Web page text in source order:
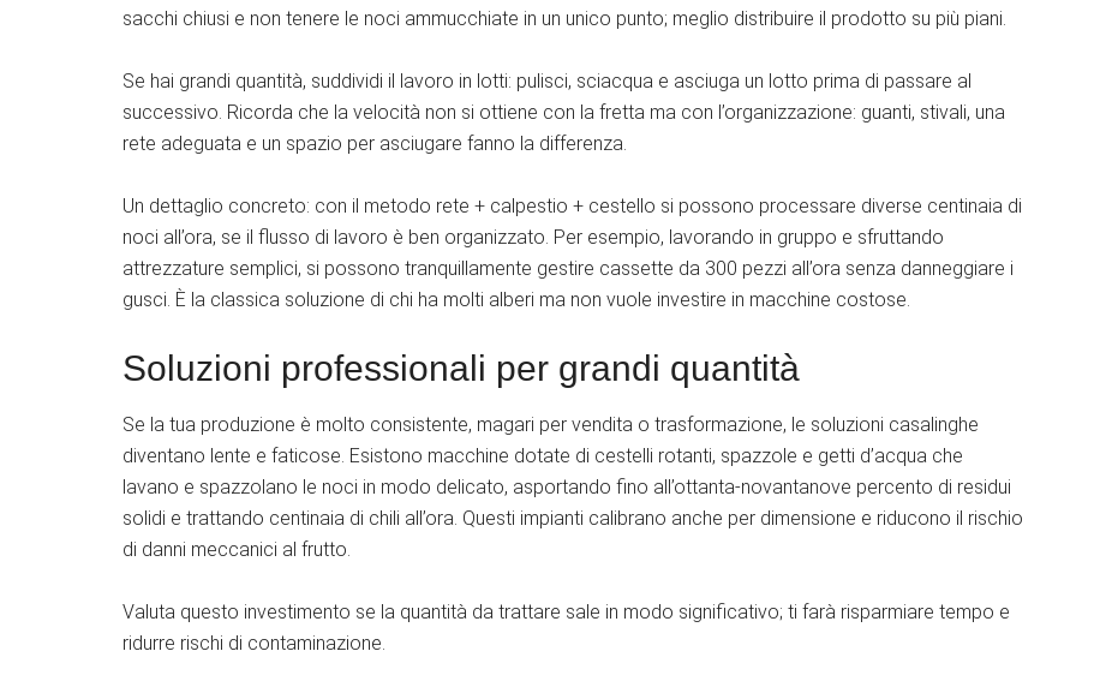
sacchi chiusi e non tenere le noci ammucchiate in un unico punto; meglio distribuire il prodotto su più piani.
Se hai grandi quantità, suddividi il lavoro in lotti: pulisci, sciacqua e asciuga un lotto prima di passare al
successivo. Ricorda che la velocità non si ottiene con la fretta ma con l’organizzazione: guanti, stivali, una
rete adeguata e un spazio per asciugare fanno la differenza.
Un dettaglio concreto: con il metodo rete + calpestio + cestello si possono processare diverse centinaia di
noci all’ora, se il flusso di lavoro è ben organizzato. Per esempio, lavorando in gruppo e sfruttando
attrezzature semplici, si possono tranquillamente gestire cassette da 300 pezzi all’ora senza danneggiare i
gusci. È la classica soluzione di chi ha molti alberi ma non vuole investire in macchine costose.
Soluzioni professionali per grandi quantità
Se la tua produzione è molto consistente, magari per vendita o trasformazione, le soluzioni casalinghe
diventano lente e faticose. Esistono macchine dotate di cestelli rotanti, spazzole e getti d’acqua che
lavano e spazzolano le noci in modo delicato, asportando fino all’ottanta-novantanove percento di residui
solidi e trattando centinaia di chili all’ora. Questi impianti calibrano anche per dimensione e riducono il rischio
di danni meccanici al frutto.
Valuta questo investimento se la quantità da trattare sale in modo significativo; ti farà risparmiare tempo e
ridurre rischi di contaminazione.